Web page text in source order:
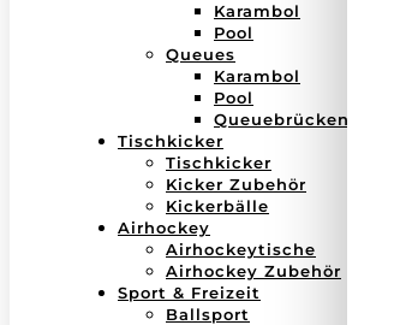
Karambol
Pool
Queues
Karambol
Pool
Queuebrücken
Tischkicker
Tischkicker
Kicker Zubehör
Kickerbälle
Airhockey
Airhockeytische
Airhockey Zubehör
Sport & Freizeit
Ballsport